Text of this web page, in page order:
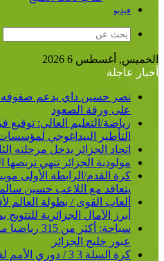
فيديو
الخميس, أغسطس 6 2026
أخبار عاجلة
نصر حسين داي يدعم صفوفه
على ورقة الصعود
رياضة/التعليم العالي: توقيع
التأطير البيداغوجي
اتحاد الجزائر يدخل مرحلته
مولودية الجزائر تنهي تربصها
كرة القدم/الرابطة الأولى
يتعاقد مع اللاعب حسين
أبرز الآمال الجزائرية للتتويج
سباحة: أكثر
عبور خليج الجزائر